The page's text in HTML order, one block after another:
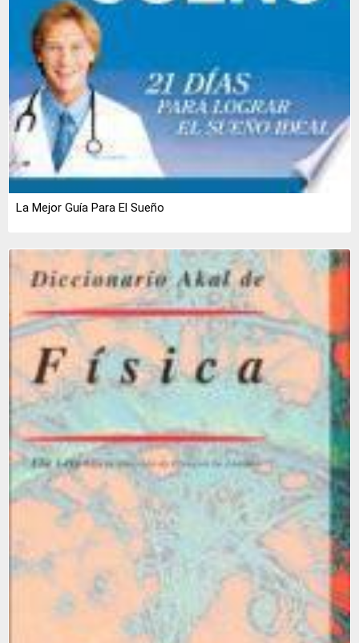
La Mejor Guía Para El Sueño